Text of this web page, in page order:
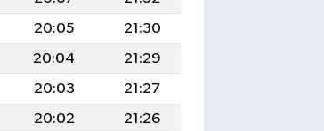
20:05
21:30
20:04
21:29
20:03
21:27
20:02
21:26